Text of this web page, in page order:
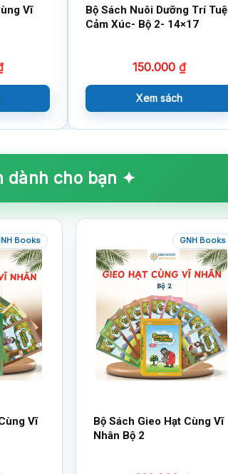
Vĩ
Bộ Sách Nuôi Dưỡng Trí Tuệ
Cảm Xúc- Bộ 2- 14×17
150.000 ₫
Xem sách
dành cho bạn ✦
Books
Vĩ
GNH Books
Bộ Sách Gieo Hạt Cùng Vĩ
Nhân Bộ 2